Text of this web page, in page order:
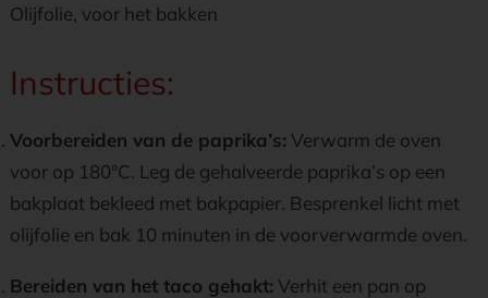
Olijfolie, voor het bakken
Instructies:
Voorbereiden van de paprika’s: Verwarm de oven
voor op 180°C. Leg de gehalveerde paprika’s op een
bakplaat bekleed met bakpapier. Besprenkel licht met
olijfolie en bak 10 minuten in de voorverwarmde oven.
Bereiden van het taco gehakt: Verhit een pan op